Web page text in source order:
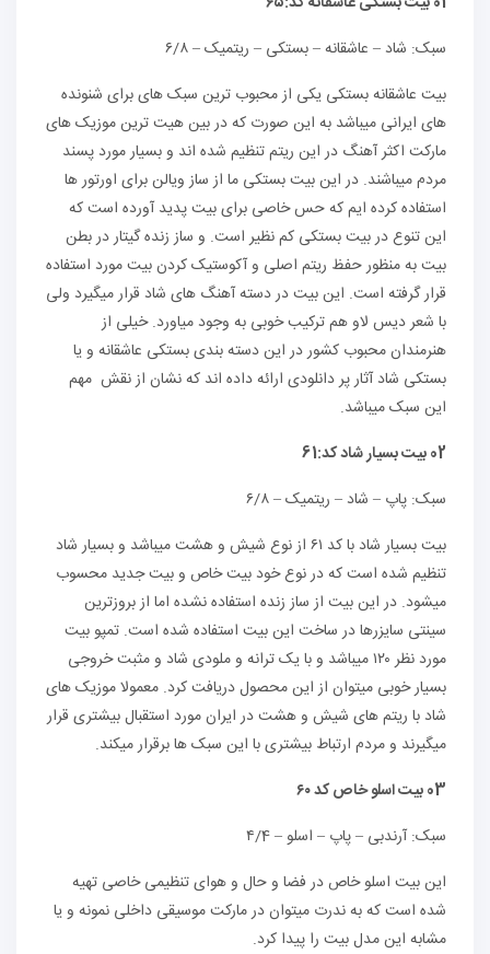
سبک: شاد – عاشقانه – بستکی – ریتمیک – ۶/۸
بیت عاشقانه بستکی یکی از محبوب ترین سبک های برای شنونده
های ایرانی میباشد به این صورت که در بین هیت ترین موزیک های
مارکت اکثر آهنگ در این ریتم تنظیم شده اند و بسیار مورد پسند
مردم میباشند. در این بیت بستکی ما از ساز ویالن برای اورتور ها
استفاده کرده ایم که حس خاصی برای بیت پدید آورده است که
این تنوع در بیت بستکی کم نظیر است. و ساز زنده گیتار در بطن
بیت به منظور حفظ ریتم اصلی و آکوستیک کردن بیت مورد استفاده
قرار گرفته است. این بیت در دسته آهنگ های شاد قرار میگیرد ولی
با شعر دیس لاو هم ترکیب خوبی به وجود میاورد. خیلی از
هنرمندان محبوب کشور در این دسته بندی بستکی عاشقانه و یا
بستکی شاد آثار پر دانلودی ارائه داده اند که نشان از نقش مهم
این سبک میباشد.
02 بیت بسیار شاد کد:61
سبک: پاپ – شاد – ریتمیک – ۶/۸
بیت بسیار شاد با کد ۶۱ از نوع شیش و هشت میباشد و بسیار شاد
تنظیم شده است که در نوع خود بیت خاص و بیت جدید محسوب
میشود. در این بیت از ساز زنده استفاده نشده اما از بروزترین‌
سینتی سایزرها در ساخت این بیت استفاده شده است. تمپو بیت
مورد نظر ۱۲۰ میباشد و با یک ترانه و ملودی شاد و مثبت خروجی
بسیار خوبی میتوان از این محصول دریافت کرد. معمولا موزیک های
شاد با ریتم های شیش و هشت در ایران مورد استقبال بیشتری قرار
میگیرند و مردم ارتباط بیشتری با این سبک ها برقرار میکند.
03 بیت اسلو خاص کد ۶۰
سبک: آرندبی – پاپ – اسلو – ۴/4
این بیت اسلو خاص در فضا و حال و هوای تنظیمی خاصی تهیه
شده است که به ندرت میتوان در مارکت موسیقی داخلی نمونه و یا
مشابه این مدل بیت را پیدا کرد.